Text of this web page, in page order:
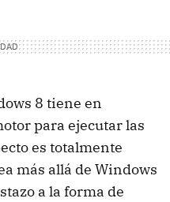
8 tiene en
para ejecutar las
es totalmente
más allá de Windows
a la forma de